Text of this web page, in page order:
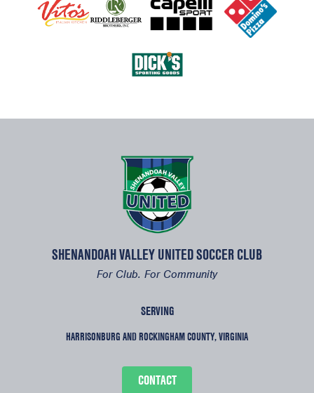
SHENANDOAH VALLEY UNITED SOCCER CLUB
For Club. For Community
SERVING
HARRISONBURG AND ROCKINGHAM COUNTY, VIRGINIA
CONTACT